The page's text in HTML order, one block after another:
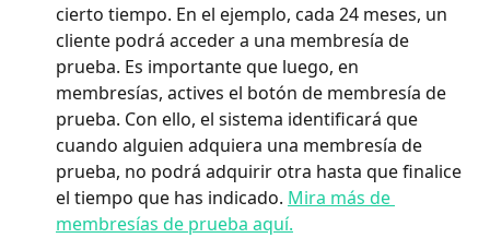
cierto tiempo. En el ejemplo, cada 24 meses, un
cliente podrá acceder a una membresía de
prueba. Es importante que luego, en
membresías, actives el botón de membresía de
prueba. Con ello, el sistema identificará que
cuando alguien adquiera una membresía de
prueba, no podrá adquirir otra hasta que finalice
el tiempo que has indicado. Mira más de
membresías de prueba aquí.